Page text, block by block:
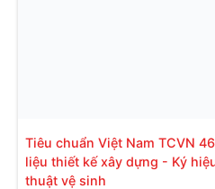
Tiêu chuẩn Việt Nam TCVN
liệu thiết kế xây dựng - Ký
thuật vệ sinh